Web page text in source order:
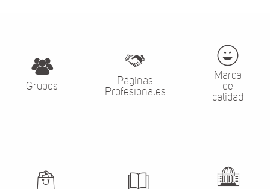
Grupos
Páginas
Profesionales
Marca
de
calidad